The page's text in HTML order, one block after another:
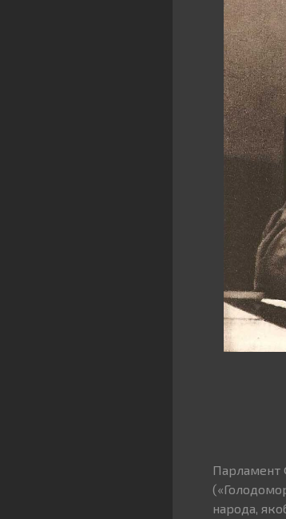
Парламент
народа,